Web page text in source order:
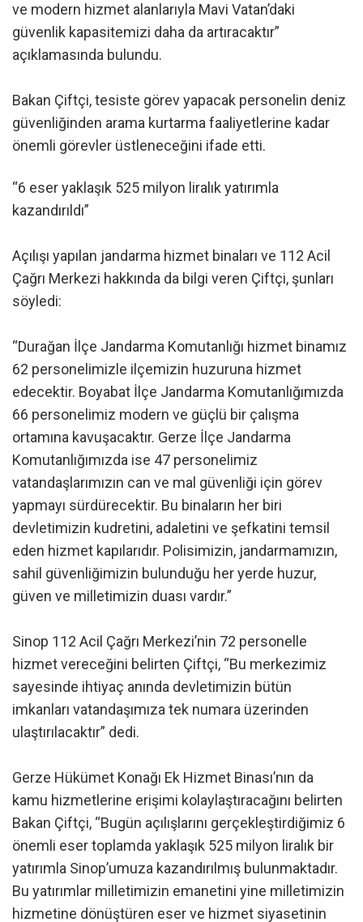
ve modern hizmet alanlarıyla Mavi Vatan’daki
güvenlik kapasitemizi daha da artıracaktır”
açıklamasında bulundu.
Bakan Çiftçi, tesiste görev yapacak personelin deniz
güvenliğinden arama kurtarma faaliyetlerine kadar
önemli görevler üstleneceğini ifade etti.
“6 eser yaklaşık 525 milyon liralık yatırımla
kazandırıldı”
Açılışı yapılan jandarma hizmet binaları ve 112 Acil
Çağrı Merkezi hakkında da bilgi veren Çiftçi, şunları
söyledi:
“Durağan İlçe Jandarma Komutanlığı hizmet binamız
62 personelimizle ilçemizin huzuruna hizmet
edecektir. Boyabat İlçe Jandarma Komutanlığımızda
66 personelimiz modern ve güçlü bir çalışma
ortamına kavuşacaktır. Gerze İlçe Jandarma
Komutanlığımızda ise 47 personelimiz
vatandaşlarımızın can ve mal güvenliği için görev
yapmayı sürdürecektir. Bu binaların her biri
devletimizin kudretini, adaletini ve şefkatini temsil
eden hizmet kapılarıdır. Polisimizin, jandarmamızın,
sahil güvenliğimizin bulunduğu her yerde huzur,
güven ve milletimizin duası vardır.”
Sinop 112 Acil Çağrı Merkezi’nin 72 personelle
hizmet vereceğini belirten Çiftçi, “Bu merkezimiz
sayesinde ihtiyaç anında devletimizin bütün
imkanları vatandaşımıza tek numara üzerinden
ulaştırılacaktır” dedi.
Gerze Hükümet Konağı Ek Hizmet Binası’nın da
kamu hizmetlerine erişimi kolaylaştıracağını belirten
Bakan Çiftçi, “Bugün açılışlarını gerçekleştirdiğimiz 6
önemli eser toplamda yaklaşık 525 milyon liralık bir
yatırımla Sinop’umuza kazandırılmış bulunmaktadır.
Bu yatırımlar milletimizin emanetini yine milletimizin
hizmetine dönüştüren eser ve hizmet siyasetinin